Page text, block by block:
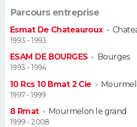
FORUM
Parcours entreprise
Esmat De Chateauroux-
1993 - 1993
ESAM DE BOURGES - Bourges
1993 - 1994
10 Rcs 10 Bmat 2 Cie -
1997 - 1999
8 Rmat- Mourmelon le grand
1999 - 2008